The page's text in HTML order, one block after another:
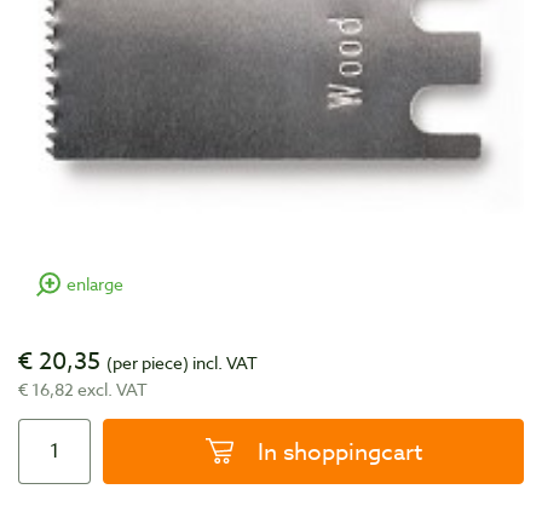
enlarge
€ 20,35 (per piece) incl. VAT
€ 16,82 excl. VAT
In shoppingcart